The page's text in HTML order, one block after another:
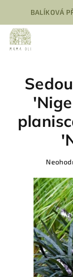
obsah
BALÍKOVÁ
je
0,0
z
5